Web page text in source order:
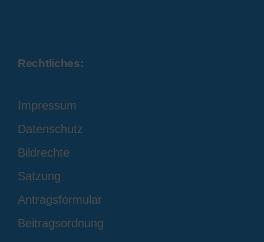
Rechtliches:
Impressum
Datenschutz
Bildrechte
Satzung
Antragsformular
Beitragsordnung